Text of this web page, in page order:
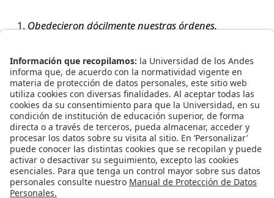
Obedecieron dócilmente nuestras órdenes.
de esta administración.
Después de dos años, no se ha hecho la licitación.
Existen numerosos criterios para clasificar los
adverbios. A continuación, se expone una clasificación
hecha a partir del significado que tienen múltiples
adverbios; esto puede ayudar a discernir sus
significados y usos. No obstante, vale la pena precisar
que esta clase de palabras cuenta con un número
amplio de vocablos, cuya inclusión en una u otra